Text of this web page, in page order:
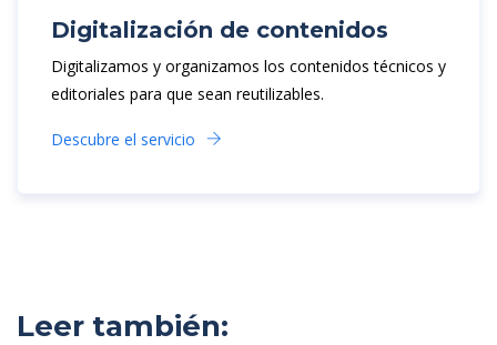
Digitalización de contenidos
Digitalizamos y organizamos los contenidos técnicos y
editoriales para que sean reutilizables.
Descubre el servicio
Leer también: